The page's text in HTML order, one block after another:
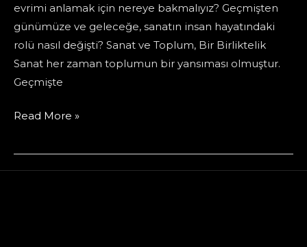
evrimi anlamak için nereye bakmalıyız? Geçmişten
günümüze ve geleceğe, sanatın insan hayatındaki
rolü nasıl değişti? Sanat ve Toplum, Bir Birliktelik
Sanat her zaman toplumun bir yansıması olmuştur.
Geçmişte
Sanatın
Geçmişten
Geleceğe
Read More »